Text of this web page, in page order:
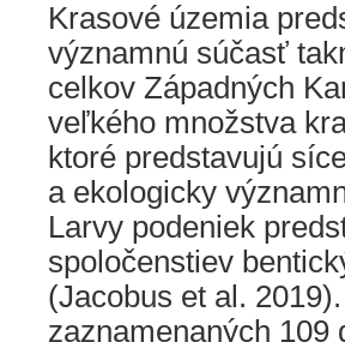
Krasové územia
významnú súčasť
celkov Západných
veľkého množstva
ktoré predstavujú
a ekologicky
Larvy podeniek
spoločenstiev
(Jacobus et al.
zaznamenaných 109